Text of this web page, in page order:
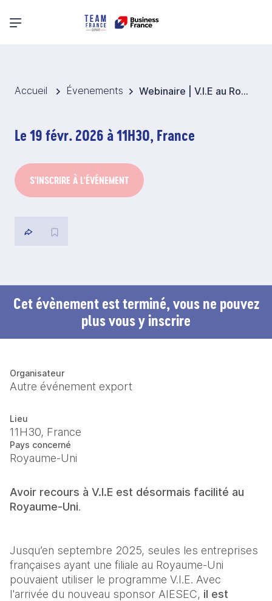
Menu principal
Accueil Évenements Webinaire | V.I.E au Royaume-Uni : de plus en plus facile pour les entreprises !
Le 19 févr. 2026 à 11H30, France
S'INSCRIRE À L'ÉVÉNEMENT
Cet évènement est terminé, vous ne pouvez
plus vous y inscrire
Organisateur
Autre événement export
Lieu
11H30, France
Pays concerné
Royaume-Uni
Avoir recours à V.I.E est désormais facilité au
Royaume-Uni.
Jusqu’en septembre 2025, seules les entreprises
françaises ayant une filiale au Royaume-Uni
pouvaient utiliser le programme V.I.E. Avec
l'arrivée du nouveau sponsor AIESEC, il est